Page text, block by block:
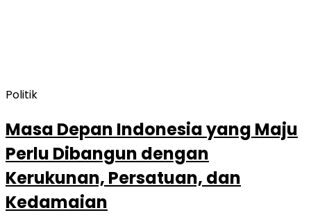
Politik
Masa Depan Indonesia yang Maju
Perlu Dibangun dengan
Kerukunan, Persatuan, dan
Kedamaian